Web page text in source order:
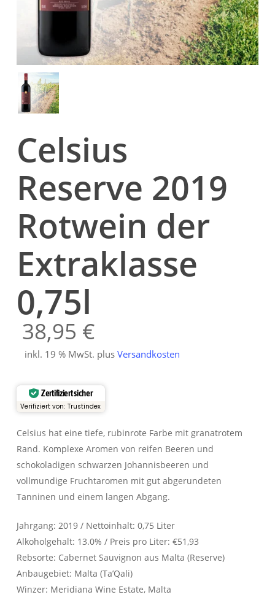
Celsius
Reserve 2019
Rotwein der
Extraklasse
0,75l
38,95 €
inkl. 19 % MwSt. plus Versandkosten
Zertifiziert sicher
Verifiziert von: Trustindex
Celsius hat eine tiefe, rubinrote Farbe mit granatrotem
Rand. Komplexe Aromen von reifen Beeren und
schokoladigen schwarzen Johannisbeeren und
vollmundige Fruchtaromen mit gut abgerundeten
Tanninen und einem langen Abgang.
Jahrgang: 2019 / Nettoinhalt: 0,75 Liter
Alkoholgehalt: 13.0% / Preis pro Liter: €51,93
Rebsorte: Cabernet Sauvignon aus Malta (Reserve)
Anbaugebiet: Malta (Ta’Qali)
Winzer: Meridiana Wine Estate, Malta